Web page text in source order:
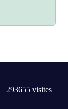
293655 visites